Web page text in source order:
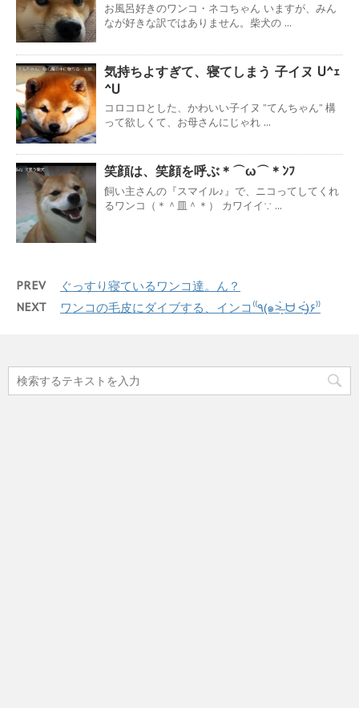
お風呂好きのワンコ・ネコちゃん いますが、みん
なが好きな訳ではありません。柴犬の ...
気持ちよすぎて、寝てしまう 子イヌ U^ｪ
^U
コロコロとした、かわいい子イヌ ”てんちゃん” 構
って欲しくて、お母さんにじゃれ ...
笑顔は、笑顔を呼ぶ＊⌒ω⌒＊ﾝﾌ
飼い主さんの『スマイル♪』で、ニコってしてくれ
るワンコ（＊＾皿＾＊） カワイイ∵ ...
PREV ぐっすり寝ているワンコ達。ん？
NEXT ワンコの毛皮にダイブする、インコ⁽⁽٩(๑˃̶͈̀ ᗨ ˂̶͈́)۶⁾⁾